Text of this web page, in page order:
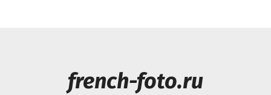
french-foto.ru